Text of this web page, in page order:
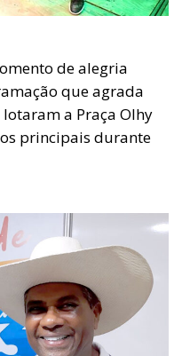
de alegria
que agrada
a Praça Olhy
principais durante